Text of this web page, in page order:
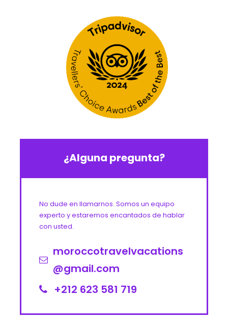
¿Alguna pregunta?
No dude en llamarnos. Somos un equipo
experto y estaremos encantados de hablar
con usted.
moroccotravelvacations
@gmail.com
+212 623 581 719